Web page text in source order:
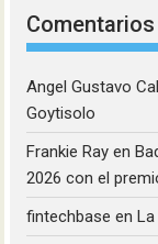
Angel Gustavo
Goytisolo
Frankie Ray en
2026 con el
fintechbase en